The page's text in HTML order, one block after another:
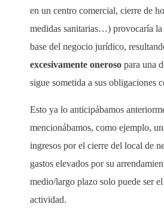
en un centro comercial, cierre de
medidas sanitarias…) provocaría la
base del negocio jurídico,
excesivamente oneroso para una
sigue sometida a sus obligaciones
Esto ya lo anticipábamos
mencionábamos, como ejemplo,
ingresos por el cierre del local de
gastos elevados por su
medio/largo plazo solo puede ser
actividad.